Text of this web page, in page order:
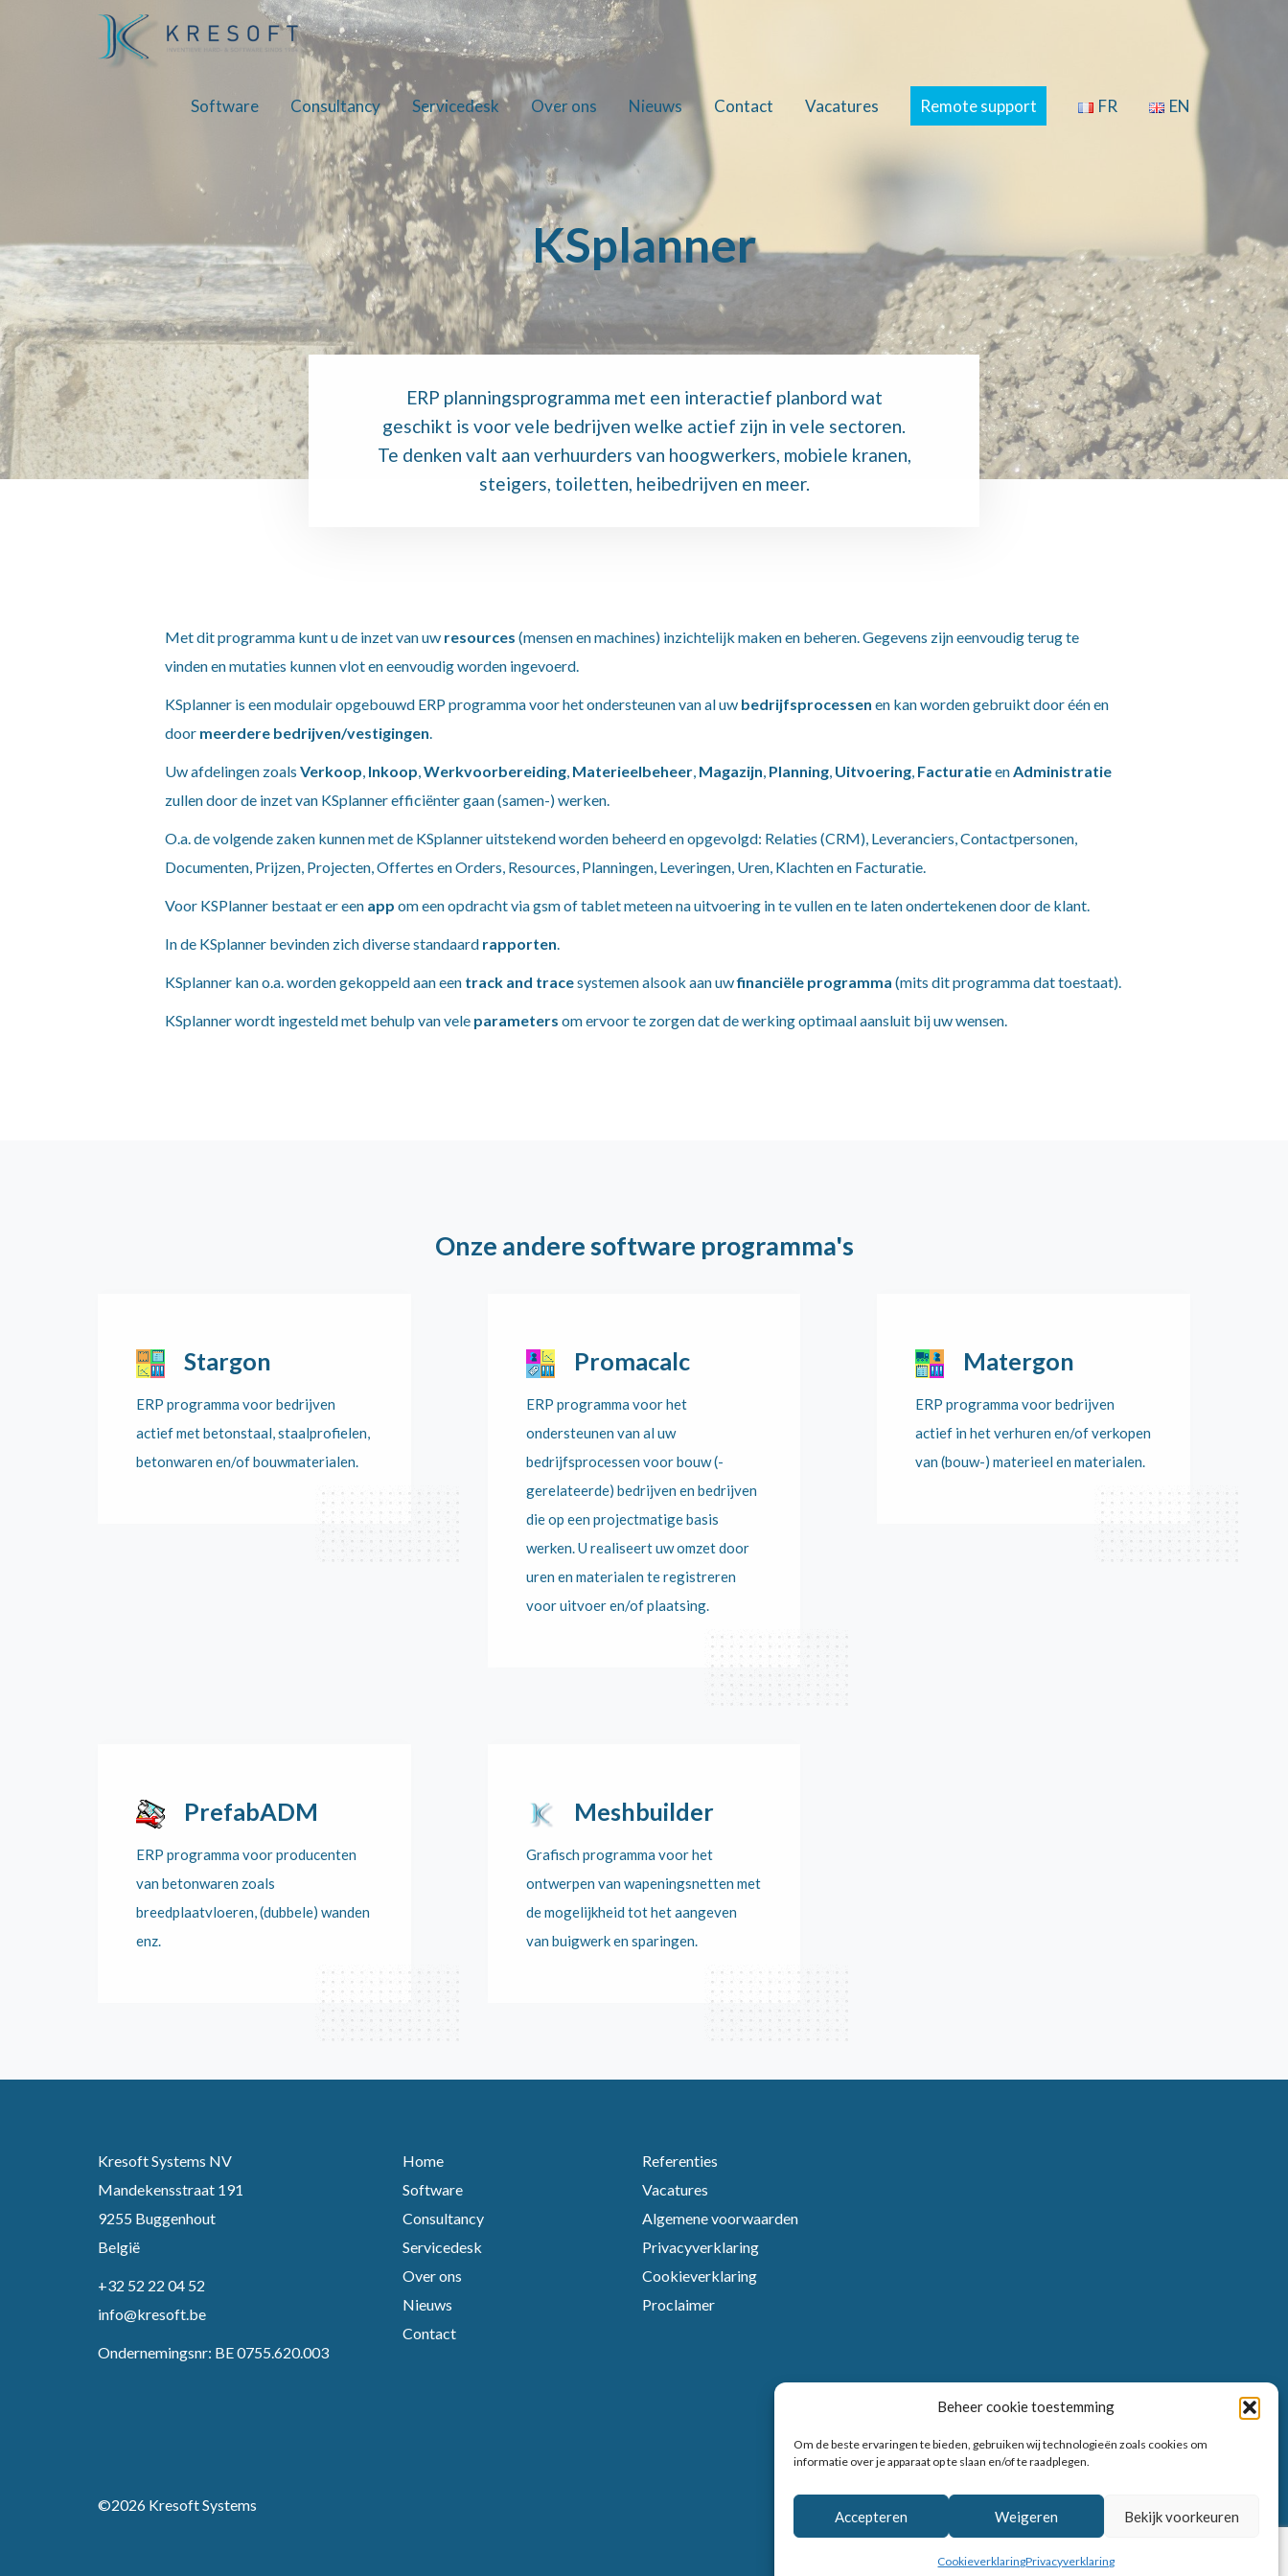
Beheer cookie toestemming
Om de beste ervaringen te bieden, gebruiken wij technologieën zoals cookies om
informatie over je apparaat op te slaan en/of te raadplegen.
Accepteren Weigeren Bekijk voorkeuren
CookieverklaringPrivacyverklaring
Software Consultancy Servicedesk Over ons Nieuws Contact Vacatures Remote support FR EN
KSplanner
ERP planningsprogramma met een interactief planbord wat
geschikt is voor vele bedrijven welke actief zijn in vele sectoren.
Te denken valt aan verhuurders van hoogwerkers, mobiele kranen,
steigers, toiletten, heibedrijven en meer.
Met dit programma kunt u de inzet van uw resources (mensen en machines) inzichtelijk maken en beheren. Gegevens zijn eenvoudig terug te
vinden en mutaties kunnen vlot en eenvoudig worden ingevoerd.
KSplanner is een modulair opgebouwd ERP programma voor het ondersteunen van al uw bedrijfsprocessen en kan worden gebruikt door één en
door meerdere bedrijven/vestigingen.
Uw afdelingen zoals Verkoop, Inkoop,Werkvoorbereiding, Materieelbeheer, Magazijn, Planning, Uitvoering, FacturatieenAdministratie
zullen door de inzet van KSplanner efficiënter gaan (samen-) werken.
O.a. de volgende zaken kunnen met de KSplanner uitstekend worden beheerd en opgevolgd: Relaties (CRM), Leveranciers, Contactpersonen,
Documenten, Prijzen, Projecten, Offertes en Orders, Resources, Planningen, Leveringen, Uren, Klachten en Facturatie.
Voor KSPlanner bestaat er een app om een opdracht via gsm of tablet meteen na uitvoering in te vullen en te laten ondertekenen door de klant.
In de KSplanner bevinden zich diverse standaard rapporten.
KSplanner kan o.a. worden gekoppeld aan een track and tracesystemen alsook aan uwfinanciële programma (mits dit programma dat toestaat).
KSplanner wordt ingesteld met behulp van vele parameters om ervoor te zorgen dat de werking optimaal aansluit bij uw wensen.
Onze andere software programma's
Stargon
ERP programma voor bedrijven
actief met betonstaal, staalprofielen,
betonwaren en/of bouwmaterialen.
Promacalc
ERP programma voor het
ondersteunen van al uw
bedrijfsprocessen voor bouw (-
gerelateerde) bedrijven en bedrijven
die op een projectmatige basis
werken. U realiseert uw omzet door
uren en materialen te registreren
voor uitvoer en/of plaatsing.
Matergon
ERP programma voor bedrijven
actief in het verhuren en/of verkopen
van (bouw-) materieel en materialen.
PrefabADM
ERP programma voor producenten
van betonwaren zoals
breedplaatvloeren, (dubbele) wanden
enz.
Meshbuilder
Grafisch programma voor het
ontwerpen van wapeningsnetten met
de mogelijkheid tot het aangeven
van buigwerk en sparingen.
Kresoft Systems NV
Mandekensstraat 191
9255 Buggenhout
België
+32 52 22 04 52
info@kresoft.be
Ondernemingsnr: BE 0755.620.003
Home
Software
Consultancy
Servicedesk
Over ons
Nieuws
Contact
Referenties
Vacatures
Algemene voorwaarden
Privacyverklaring
Cookieverklaring
Proclaimer
©2026 Kresoft Systems